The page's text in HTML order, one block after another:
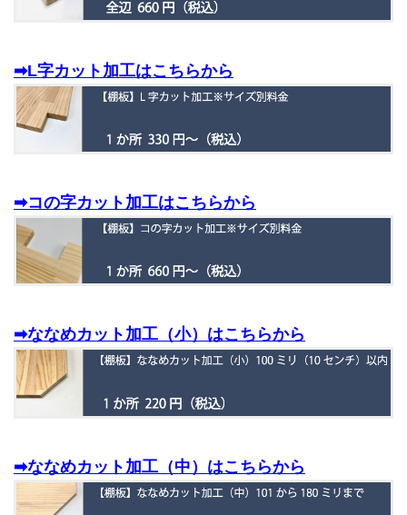
➡L字カット加工はこちらから
➡コの字カット加工はこちらから
➡ななめカット加工（小）はこちらから
➡ななめカット加工（中）はこちらから